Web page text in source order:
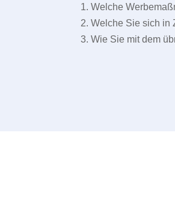
1. Welche
2. Welche Sie sich in
3. Wie Sie mit dem